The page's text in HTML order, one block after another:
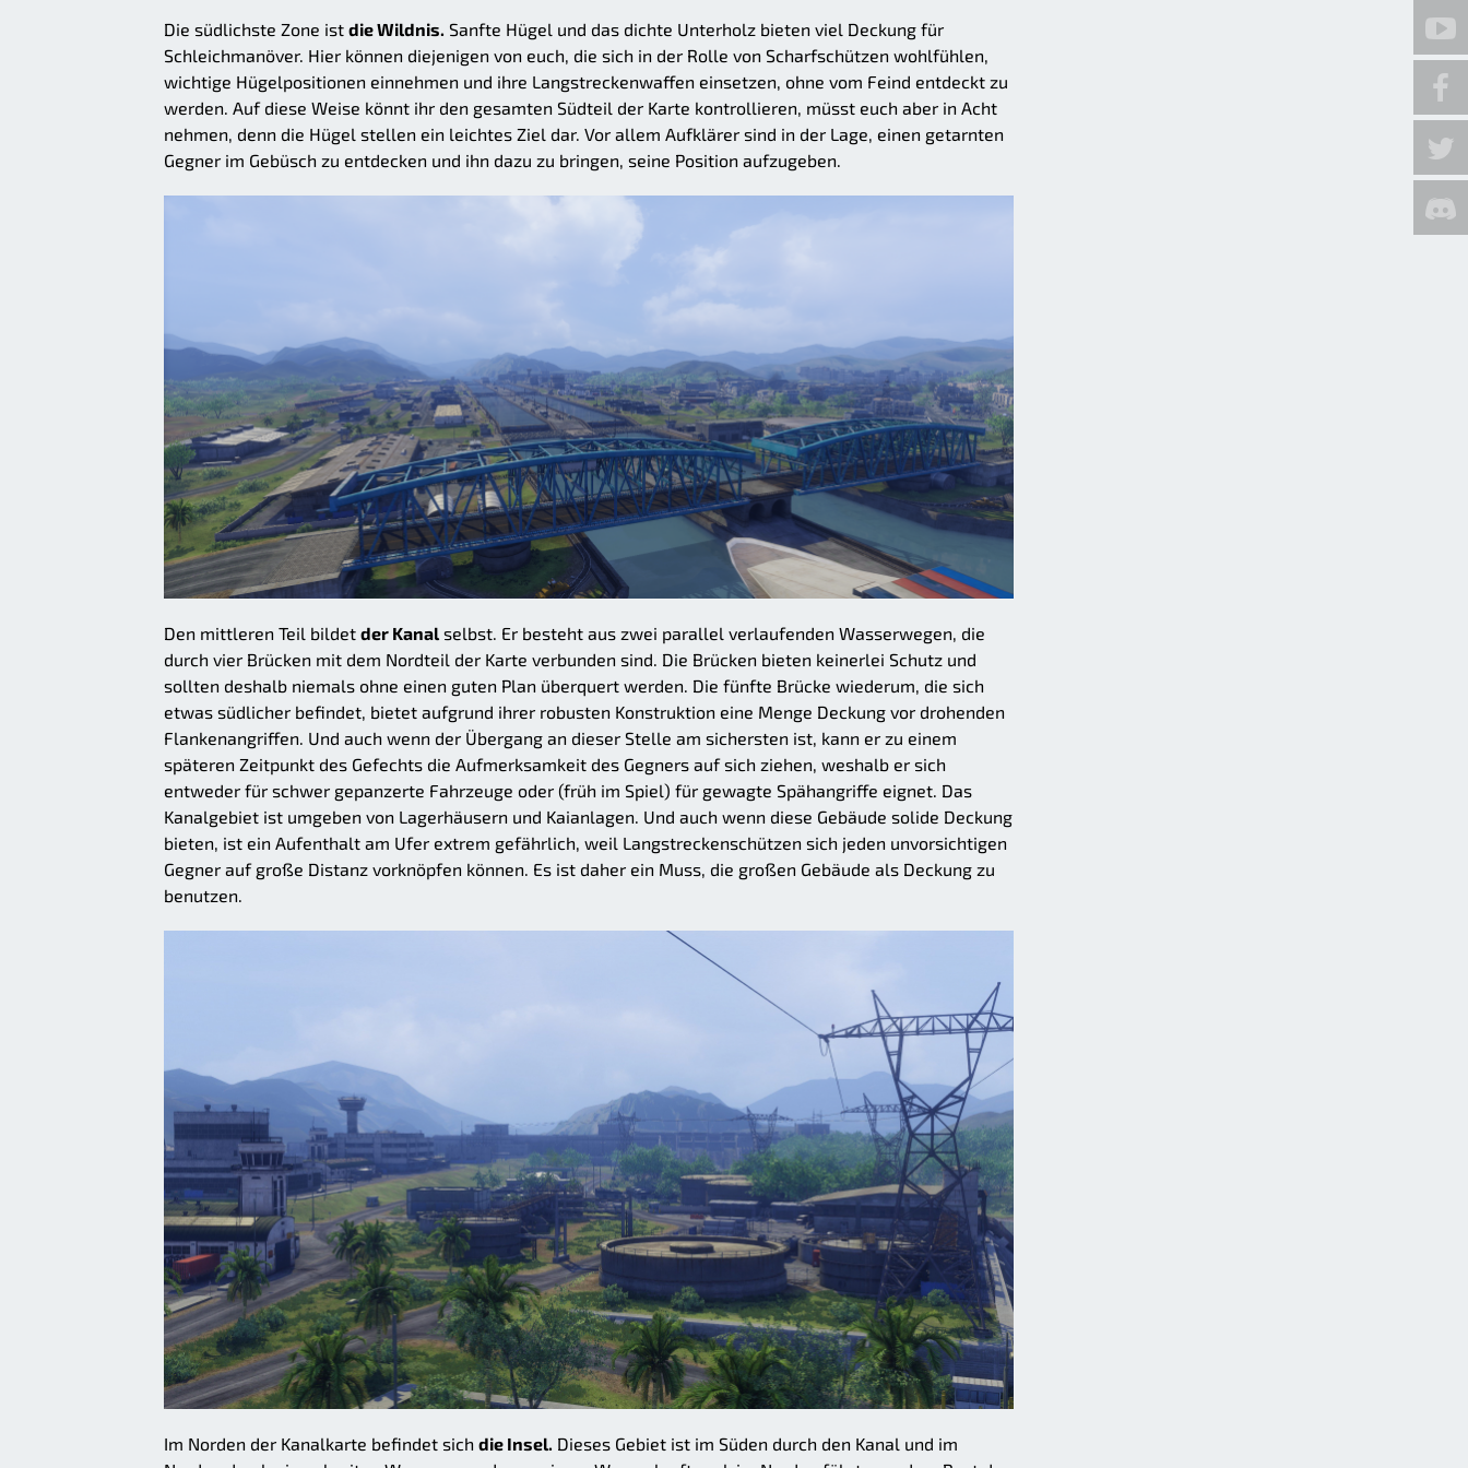
Die südlichste Zone ist die Wildnis. Sanfte Hügel und das dichte Unterholz bieten viel Deckung für
Schleichmanöver. Hier können diejenigen von euch, die sich in der Rolle von Scharfschützen wohlfühlen,
wichtige Hügelpositionen einnehmen und ihre Langstreckenwaffen einsetzen, ohne vom Feind entdeckt zu
werden. Auf diese Weise könnt ihr den gesamten Südteil der Karte kontrollieren, müsst euch aber in Acht
nehmen, denn die Hügel stellen ein leichtes Ziel dar. Vor allem Aufklärer sind in der Lage, einen getarnten
Gegner im Gebüsch zu entdecken und ihn dazu zu bringen, seine Position aufzugeben.
Den mittleren Teil bildet der Kanal selbst. Er besteht aus zwei parallel verlaufenden Wasserwegen, die
durch vier Brücken mit dem Nordteil der Karte verbunden sind. Die Brücken bieten keinerlei Schutz und
sollten deshalb niemals ohne einen guten Plan überquert werden. Die fünfte Brücke wiederum, die sich
etwas südlicher befindet, bietet aufgrund ihrer robusten Konstruktion eine Menge Deckung vor drohenden
Flankenangriffen. Und auch wenn der Übergang an dieser Stelle am sichersten ist, kann er zu einem
späteren Zeitpunkt des Gefechts die Aufmerksamkeit des Gegners auf sich ziehen, weshalb er sich
entweder für schwer gepanzerte Fahrzeuge oder (früh im Spiel) für gewagte Spähangriffe eignet. Das
Kanalgebiet ist umgeben von Lagerhäusern und Kaianlagen. Und auch wenn diese Gebäude solide Deckung
bieten, ist ein Aufenthalt am Ufer extrem gefährlich, weil Langstreckenschützen sich jeden unvorsichtigen
Gegner auf große Distanz vorknöpfen können. Es ist daher ein Muss, die großen Gebäude als Deckung zu
benutzen.
Im Norden der Kanalkarte befindet sich die Insel. Dieses Gebiet ist im Süden durch den Kanal und im